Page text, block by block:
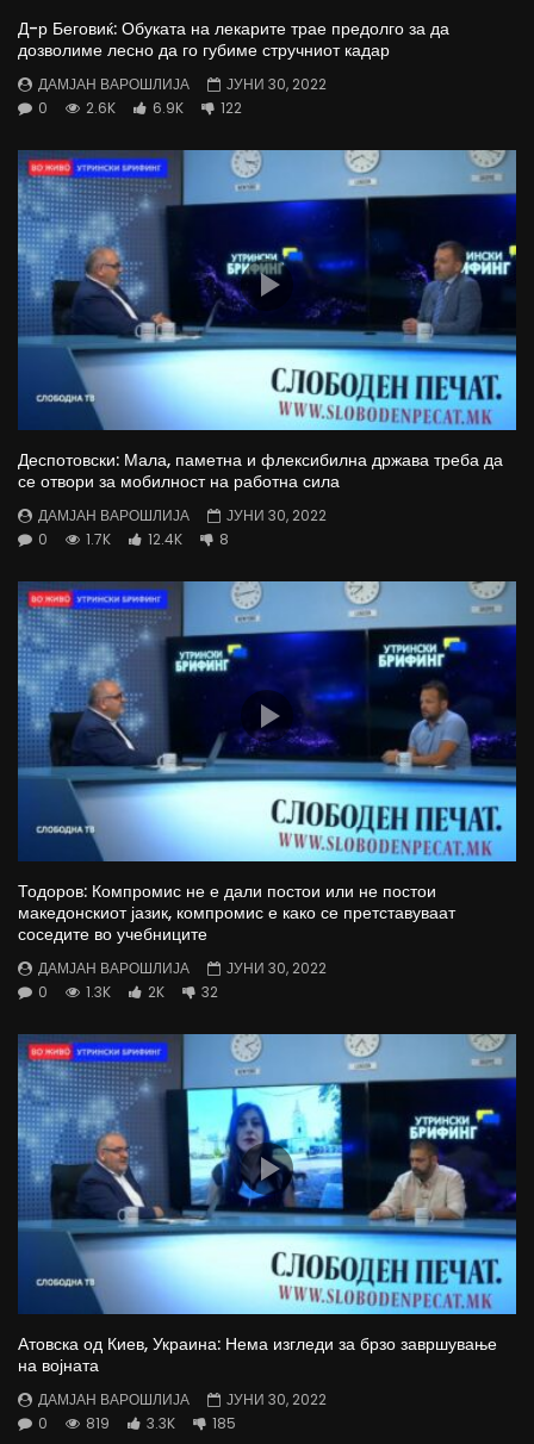
Д-р Беговиќ: Обуката на лекарите трае предолго за да
дозволиме лесно да го губиме стручниот кадар
ДАМЈАН ВАРОШЛИЈА
ЈУНИ 30, 2022
0
2.6K 6.9K 122
Деспотовски: Мала, паметна и флексибилна држава треба да
се отвори за мобилност на работна сила
ДАМЈАН ВАРОШЛИЈА
ЈУНИ 30, 2022
0
1.7K 12.4K 8
Тодоров: Компромис не е дали постои или не постои
македонскиот јазик, компромис е како се претставуваат
соседите во учебниците
ДАМЈАН ВАРОШЛИЈА
ЈУНИ 30, 2022
0
1.3K 2K 32
Атовска од Киев, Украина: Нема изгледи за брзо завршување
на војната
ДАМЈАН ВАРОШЛИЈА
ЈУНИ 30, 2022
0
819 3.3K 185